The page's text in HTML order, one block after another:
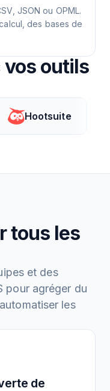
JSON ou OPML.
des bases de
vos outils
tous les
et des
pour agréger du
les
de